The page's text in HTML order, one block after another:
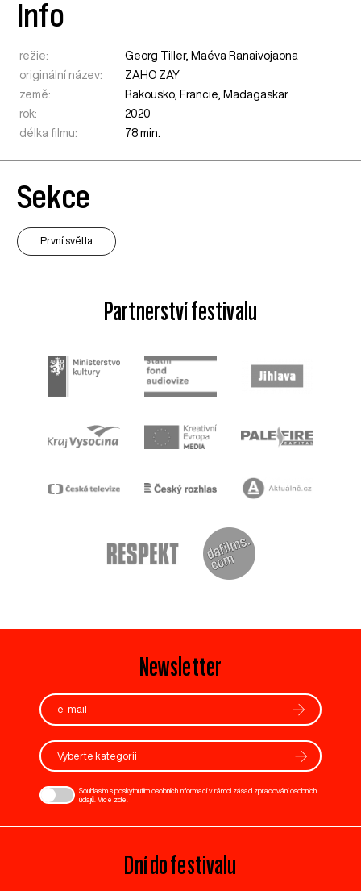
Info
režie:
Georg Tiller, Maéva Ranaivojaona
originální název:
ZAHO ZAY
země:
Rakousko, Francie, Madagaskar
rok:
2020
délka filmu:
78 min.
Sekce
První světla
Partnerství festivalu
Newsletter
Vyberte kategorii
Souhlasím s poskytnutím osobních informací v rámci zásad zpracování osobních
údajů. Více zde
Dní do festivalu